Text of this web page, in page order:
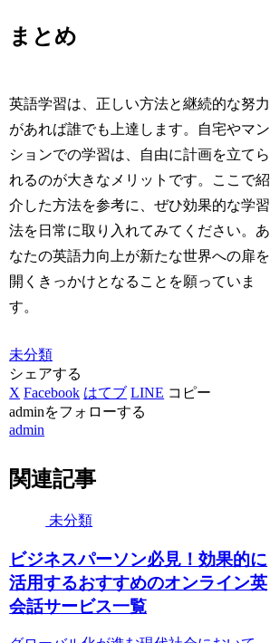
まとめ
英語学習は、正しい方法と継続的な努力
があれば誰でも上達します。自宅やマン
ションでの学習は、自由に計画を立てら
れるのが大きなメリットです。ここで紹
介した方法を参考に、ぜひ効果的な学習
法を日常に取り入れてみてください。あ
なたの英語力向上が新たな世界への扉を
開くきっかけとなることを願っていま
す。
未分類
シェアする
X Facebook はてブ LINE コピー
adminをフォローする
admin
関連記事
未分類
ビジネスパーソン必見！効果的に
活用するおすすめのオンライン英
会話サービス一覧